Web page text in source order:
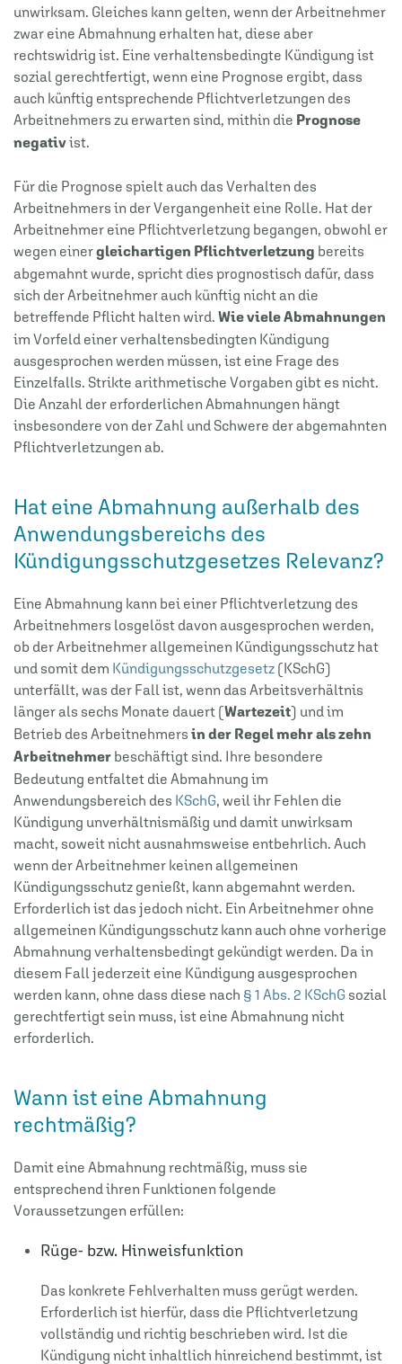
unwirksam. Gleiches kann gelten, wenn der Arbeitnehmer
zwar eine Abmahnung erhalten hat, diese aber
rechtswidrig ist. Eine verhaltensbedingte Kündigung ist
sozial gerechtfertigt, wenn eine Prognose ergibt, dass
auch künftig entsprechende Pflichtverletzungen des
Arbeitnehmers zu erwarten sind, mithin die Prognose
negativist.
Für die Prognose spielt auch das Verhalten des
Arbeitnehmers in der Vergangenheit eine Rolle. Hat der
Arbeitnehmer eine Pflichtverletzung begangen, obwohl er
wegen einergleichartigen Pflichtverletzung bereits
abgemahnt wurde, spricht dies prognostisch dafür, dass
sich der Arbeitnehmer auch künftig nicht an die
betreffende Pflicht halten wird. Wie viele Abmahnungen
im Vorfeld einer verhaltensbedingten Kündigung
ausgesprochen werden müssen, ist eine Frage des
Einzelfalls. Strikte arithmetische Vorgaben gibt es nicht.
Die Anzahl der erforderlichen Abmahnungen hängt
insbesondere von der Zahl und Schwere der abgemahnten
Pflichtverletzungen ab.
Hat eine Abmahnung außerhalb des
Anwendungsbereichs des
Kündigungsschutzgesetzes Relevanz?
Eine Abmahnung kann bei einer Pflichtverletzung des
Arbeitnehmers losgelöst davon ausgesprochen werden,
ob der Arbeitnehmer allgemeinen Kündigungsschutz hat
und somit dem Kündigungsschutzgesetz (KSchG)
unterfällt, was der Fall ist, wenn das Arbeitsverhältnis
länger als sechs Monate dauert (Wartezeit) und im
Betrieb des Arbeitnehmers in der Regel mehr als zehn
Arbeitnehmer beschäftigt sind. Ihre besondere
Bedeutung entfaltet die Abmahnung im
Anwendungsbereich des KSchG , weil ihr Fehlen die
Kündigung unverhältnismäßig und damit unwirksam
macht, soweit nicht ausnahmsweise entbehrlich. Auch
wenn der Arbeitnehmer keinen allgemeinen
Kündigungsschutz genießt, kann abgemahnt werden.
Erforderlich ist das jedoch nicht. Ein Arbeitnehmer ohne
allgemeinen Kündigungsschutz kann auch ohne vorherige
Abmahnung verhaltensbedingt gekündigt werden. Da in
diesem Fall jederzeit eine Kündigung ausgesprochen
werden kann, ohne dass diese nach § 1 Abs. 2 KSchG sozial
gerechtfertigt sein muss, ist eine Abmahnung nicht
erforderlich.
Wann ist eine Abmahnung
rechtmäßig?
Damit eine Abmahnung rechtmäßig, muss sie
entsprechend ihren Funktionen folgende
Voraussetzungen erfüllen:
Rüge- bzw. Hinweisfunktion
Das konkrete Fehlverhalten muss gerügt werden.
Erforderlich ist hierfür, dass die Pflichtverletzung
vollständig und richtig beschrieben wird. Ist die
Kündigung nicht inhaltlich hinreichend bestimmt, ist